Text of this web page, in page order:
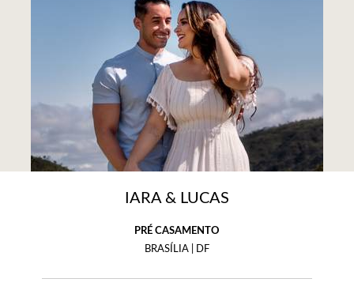
IARA & LUCAS
PRÉ CASAMENTO
BRASÍLIA | DF